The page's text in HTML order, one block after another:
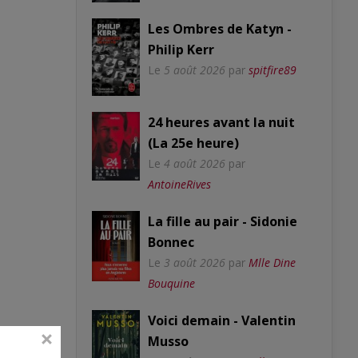
Les Ombres de Katyn -
Philip Kerr
Le 5 août 2026 par spitfire89
24 heures avant la nuit
(La 25e heure)
Le 4 août 2026 par
AntoineRives
La fille au pair - Sidonie
Bonnec
Le 3 août 2026 par Mlle Dine
Bouquine
Voici demain - Valentin
Musso